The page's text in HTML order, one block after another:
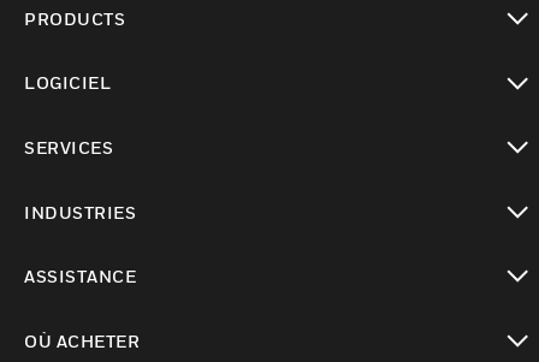
PRODUCTS
LOGICIEL
SERVICES
INDUSTRIES
ASSISTANCE
OÙ ACHETER